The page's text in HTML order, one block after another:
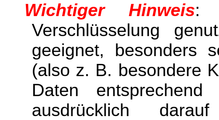
Wichtiger Hinweis:
Verschlüsselung
geeignet, besonders
(also z. B. besondere
Daten
ausdrücklich